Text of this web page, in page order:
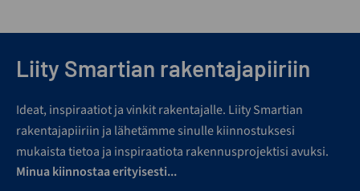
Liity Smartian rakentajapiiriin
Ideat, inspiraatiot ja vinkit rakentajalle. Liity Smartian
rakentajapiiriin ja lähetämme sinulle kiinnostuksesi
mukaista tietoa ja inspiraatiota rakennusprojektisi avuksi.
Minua kiinnostaa erityisesti...